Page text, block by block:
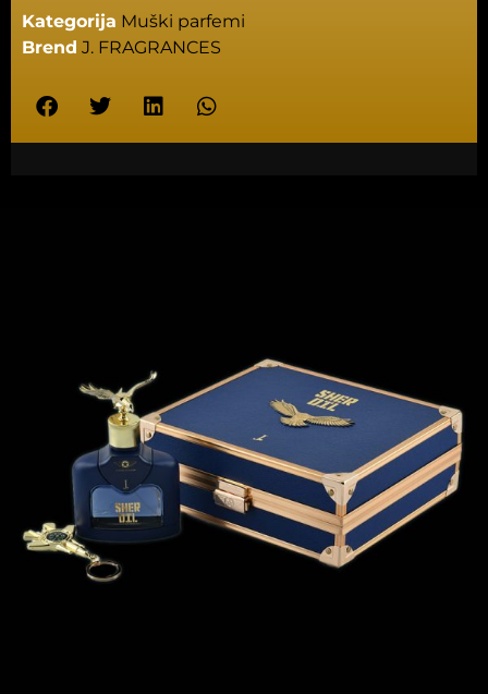
Kategorija Muški parfemi
Brend J. FRAGRANCES